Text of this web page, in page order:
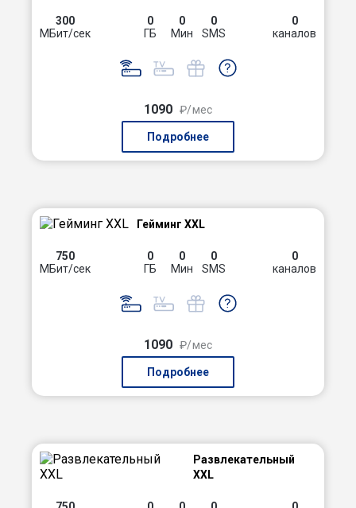
300
МБит/сек
0
ГБ
0
Мин
0
SMS
0
каналов
1090 ₽/мес
Подробнее
Гейминг XXL
750
МБит/сек
0
ГБ
0
Мин
0
SMS
0
каналов
1090 ₽/мес
Подробнее
Развлекательный
XXL